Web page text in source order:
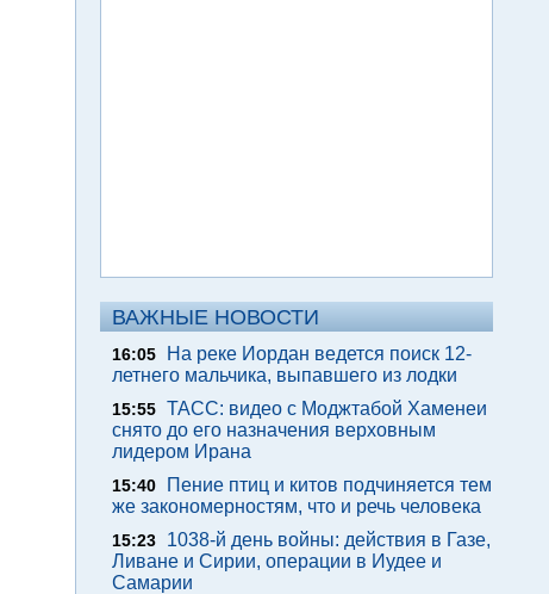
ВАЖНЫЕ НОВОСТИ
16:05
На реке Иордан ведется поиск 12-
летнего мальчика, выпавшего из лодки
15:55 ТАСС: видео с Моджтабой Хаменеи
снято до его назначения верховным
лидером Ирана
15:40
Пение птиц и китов подчиняется тем
же закономерностям, что и речь человека
15:23
1038-й день войны: действия в Газе,
Ливане и Сирии, операции в Иудее и
Самарии